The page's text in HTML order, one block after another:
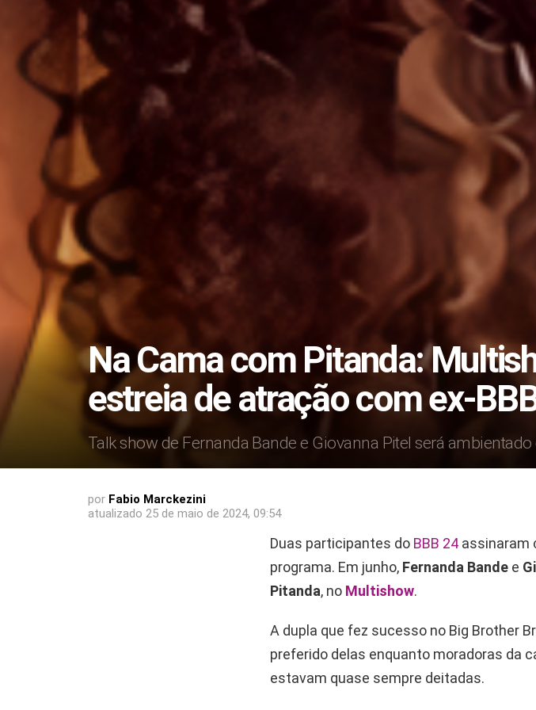
Na Cama com Pitanda:
estreia de atração com ex-
Talk show de Fernanda Bande e Giovanna Pitel será
por Fabio Marckezini
atualizado 25 de maio de 2024, 09:54
Duas participantes do BBB 24 assinaram
programa. Em junho, Fernanda Bande e
Pitanda, no Multishow.
A dupla que fez sucesso no Big Brother
preferido delas enquanto moradoras da
estavam quase sempre deitadas.